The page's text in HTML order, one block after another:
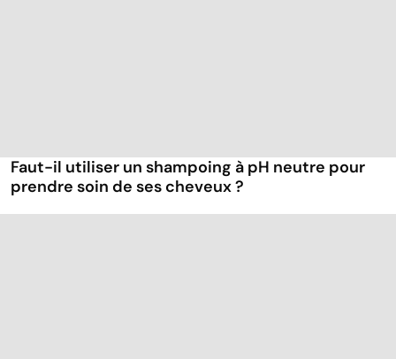
Faut-il utiliser un shampoing à pH neutre pour
prendre soin de ses cheveux ?